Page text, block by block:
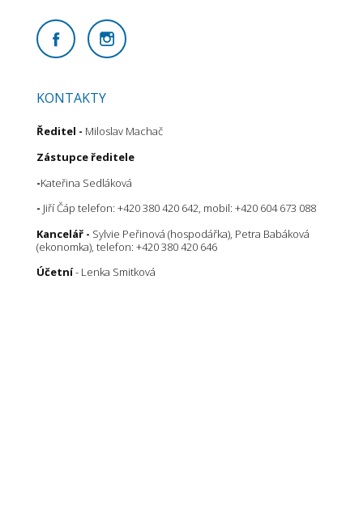
KONTAKTY
Ředitel - Miloslav Machač
Zástupce ředitele
-Kateřina Sedláková
- Jiří Čáp telefon: +420 380 420 642, mobil: +420 604 673 088
Kancelář - Sylvie Peřinová (hospodářka), Petra Babáková
(ekonomka), telefon: +420 380 420 646
Účetní- Lenka Smitková